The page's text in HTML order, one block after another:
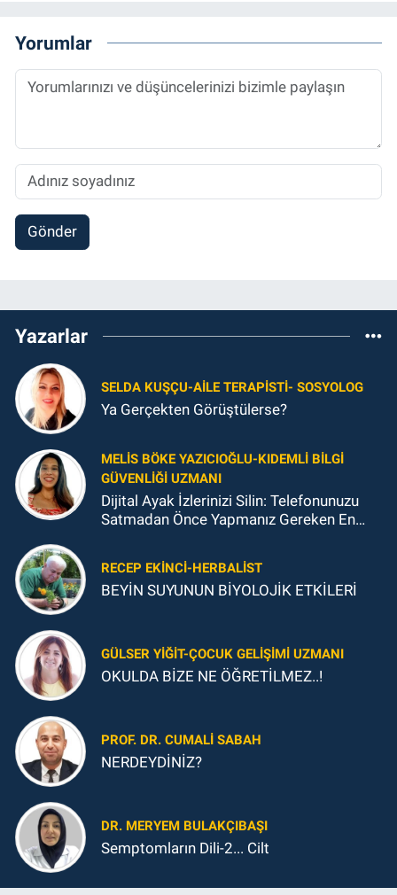
Yorumlar
Gönder
Yazarlar
SELDA KUŞÇU-AILE TERAPISTI- SOSYOLOG
Ya Gerçekten Görüştülerse?
MELIS BÖKE YAZICIOĞLU-KIDEMLI BILGI
GÜVENLIĞI UZMANI
Dijital Ayak İzlerinizi Silin: Telefonunuzu
Satmadan Önce Yapmanız Gereken En
RECEP EKINCI-HERBALIST
BEYİN SUYUNUN BİYOLOJİK ETKİLERİ
GÜLSER YIĞIT-ÇOCUK GELIŞIMI UZMANI
OKULDA BİZE NE ÖĞRETİLMEZ..!
PROF. DR. CUMALI SABAH
NERDEYDİNİZ?
DR. MERYEM BULAKÇIBAŞI
Semptomların Dili-2... Cilt